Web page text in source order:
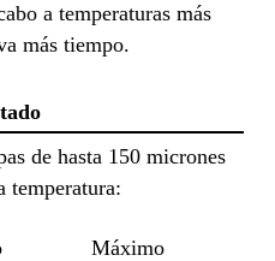
a temperaturas más
más tiempo.
de hasta 150 micrones
temperatura:
Máximo